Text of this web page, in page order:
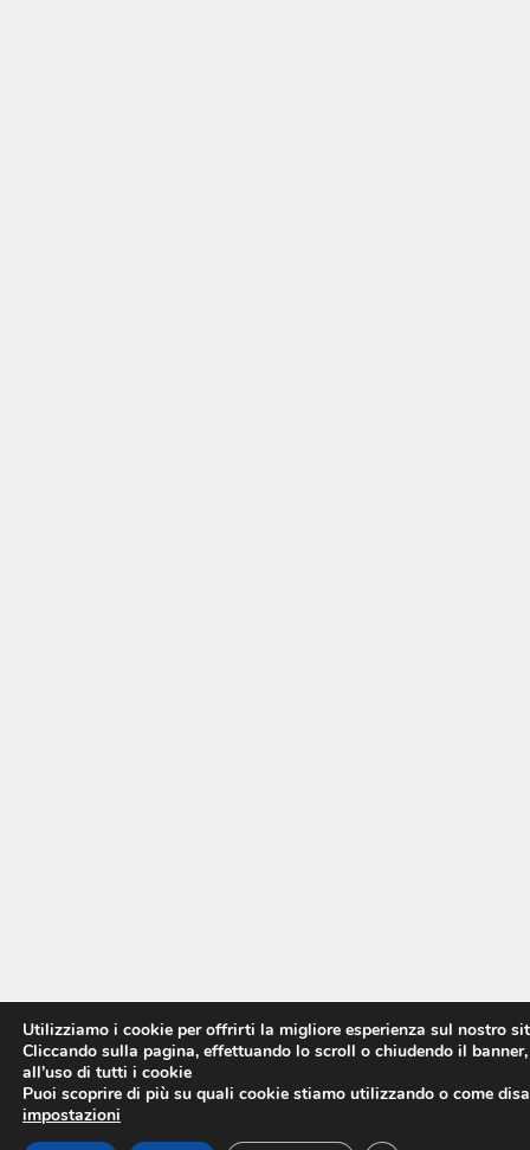
Utilizziamo i cookie per offrirti la migliore esperienza sul nostro
Cliccando sulla pagina, effettuando lo scroll o chiudendo il
all’uso di tutti i cookie
Puoi scoprire di più su quali cookie stiamo utilizzando o come
impostazioni